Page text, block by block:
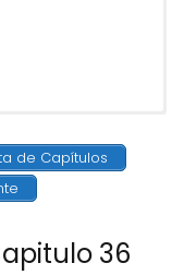
de Capítulos
36